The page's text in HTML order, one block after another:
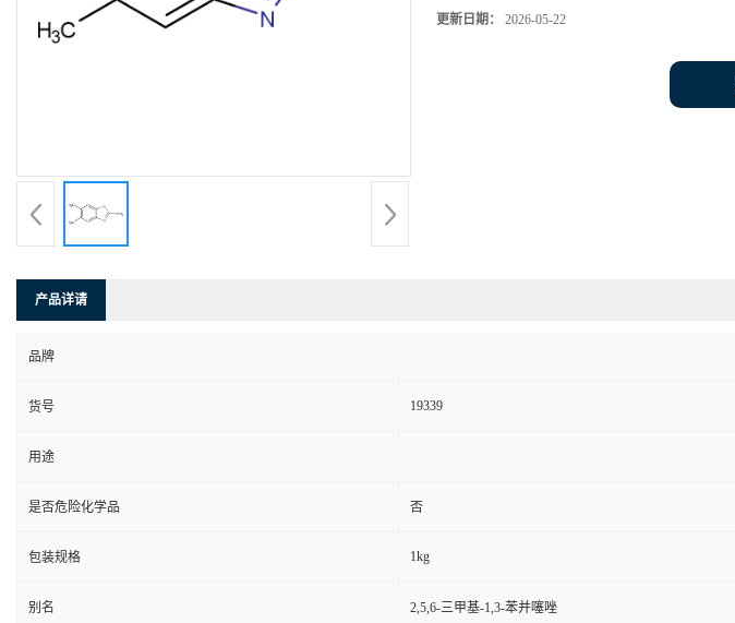
更新日期： 2026-05-22
产品详请
品牌
货号 19339
用途
是否危险化学品 否
包装规格 1kg
别名 2,5,6-三甲基-1,3-苯并噻唑